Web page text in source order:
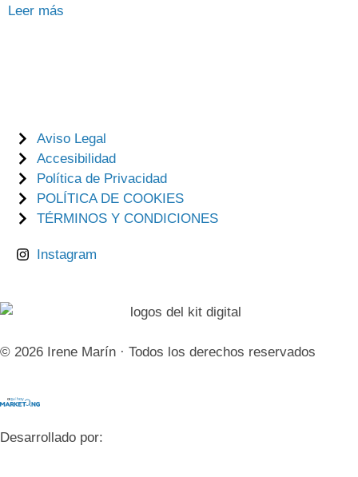
Leer más
Aviso Legal
Accesibilidad
Política de Privacidad
POLÍTICA DE COOKIES
TÉRMINOS Y CONDICIONES
Instagram
© 2026 Irene Marín · Todos los derechos reservados
Desarrollado por: